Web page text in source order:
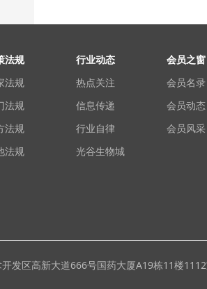
法规
法规
法规
法规
法规
行业动态
热点关注
信息传递
行业自律
光谷生物城
会员之窗
会员名录
会员动态
会员风采
发区高新大道666号国药大厦A19栋11楼